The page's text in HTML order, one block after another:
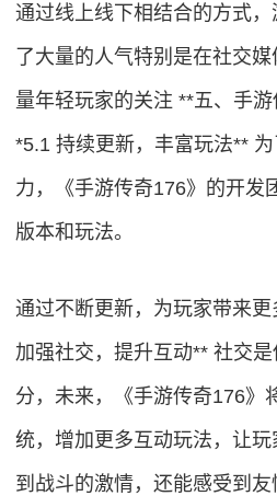
通过线上线下相结合的方式
了大量的人气特别是在社交
量年轻玩家的关注 **五、手
*5.1 持续更新，丰富玩法**
力，《手游传奇176》的开发
版本和玩法。
通过不断更新，为玩家带来
加强社交，提升互动** 社交
分，未来，《手游传奇176》
统，增加更多互动玩法，让
到战斗的激情，还能感受到友